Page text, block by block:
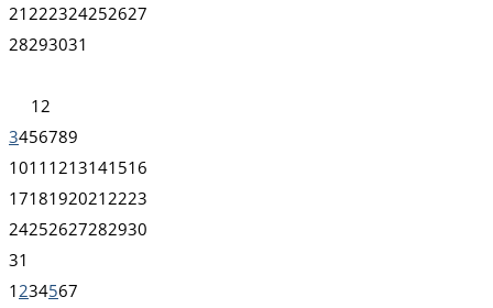
21 222324252627
28293031
1 2
3456789
1011 1213141516
1718192021 2223
24252627282930
31
1 234567